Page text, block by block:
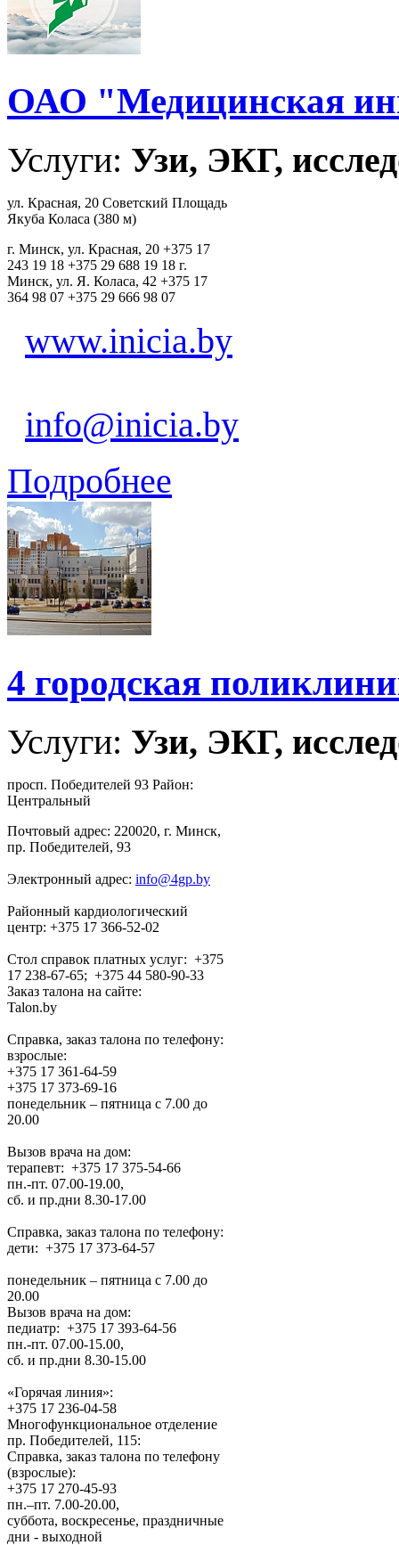
ОАО "Медицинская
Услуги: Узи, ЭКГ,
ул. Красная, 20 Советский Площадь
Якуба Коласа (380 м)
г. Минск, ул. Красная, 20 +375 17
243 19 18 +375 29 688 19 18 г.
Минск, ул. Я. Коласа, 42 +375 17
364 98 07 +375 29 666 98 07
www.inicia.by
info@inicia.by
Подробнее
4 городская
Услуги: Узи, ЭКГ,
просп. Победителей 93 Район:
Центральный
Почтовый адрес: 220020, г. Минск,
пр. Победителей, 93
Электронный адрес: info@4gp.by
Районный кардиологический
центр: +375 17 366-52-02
Стол справок платных услуг: +375
17 238-67-65; +375 44 580-90-33
Заказ талона на сайте:
Talon.by
Справка, заказ талона по телефону:
взрослые:
+375 17 361-64-59
+375 17 373-69-16
понедельник – пятница с 7.00 до
20.00
Вызов врача на дом:
терапевт: +375 17 375-54-66
пн.-пт. 07.00-19.00,
сб. и пр.дни 8.30-17.00
Справка, заказ талона по телефону:
дети: +375 17 373-64-57
понедельник – пятница с 7.00 до
20.00
Вызов врача на дом:
педиатр: +375 17 393-64-56
пн.-пт. 07.00-15.00,
сб. и пр.дни 8.30-15.00
«Горячая линия»:
+375 17 236-04-58
Многофункциональное отделение
пр. Победителей, 115:
Справка, заказ талона по телефону
(взрослые):
+375 17 270-45-93
пн.–пт. 7.00-20.00,
суббота, воскресенье, праздничные
дни - выходной